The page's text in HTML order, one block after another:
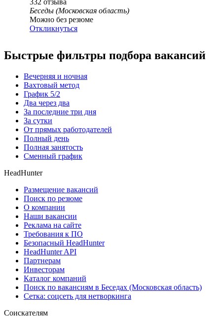
332 отзыва
Беседы (Московская область)
Можно без резюме
Откликнуться
Быстрые фильтры подбора вакансий
Вечерняя и ночная
Вахтовый метод
График 5/2
Два через два
За последние три дня
За сутки
От прямых работодателей
Полный день
Полная занятость
Сменный график
HeadHunter
Размещение вакансий
Поиск по резюме
О компании
Наши вакансии
Реклама на сайте
Требования к ПО
Безопасный HeadHunter
HeadHunter API
Партнерам
Инвесторам
Каталог компаний
Поиск по вакансиям в Беседах (Московская область)
Сетка: соцсеть для нетворкинга
Соискателям